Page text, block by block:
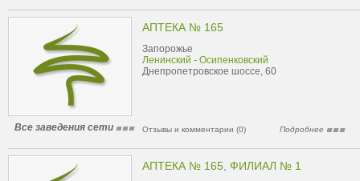
АПТЕКА № 165
Запорожье
Ленинский - Осипенковский
Днепропетровское шоссе, 60
Все заведения сети Отзывы и комментарии (0) Подробнее
АПТЕКА № 165, ФИЛИАЛ № 1